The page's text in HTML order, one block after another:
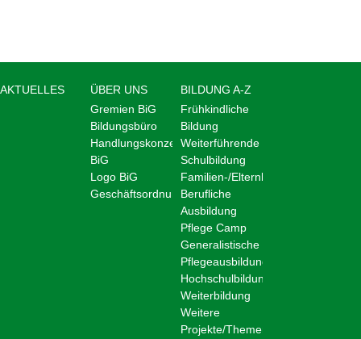
AKTUELLES
ÜBER UNS
Gremien BiG
Bildungsbüro
Handlungskonzept
BiG
Logo BiG
Geschäftsordnung
BILDUNG A-Z
Frühkindliche
Bildung
Weiterführende
Schulbildung
Familien-/Elternbildung
Berufliche
Ausbildung
Pflege Camp
Generalistische
Pflegeausbildung
Hochschulbildung
Weiterbildung
Weitere
Projekte/Themen